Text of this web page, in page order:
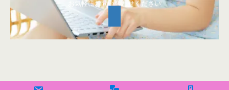
お気軽にお問い合わせください